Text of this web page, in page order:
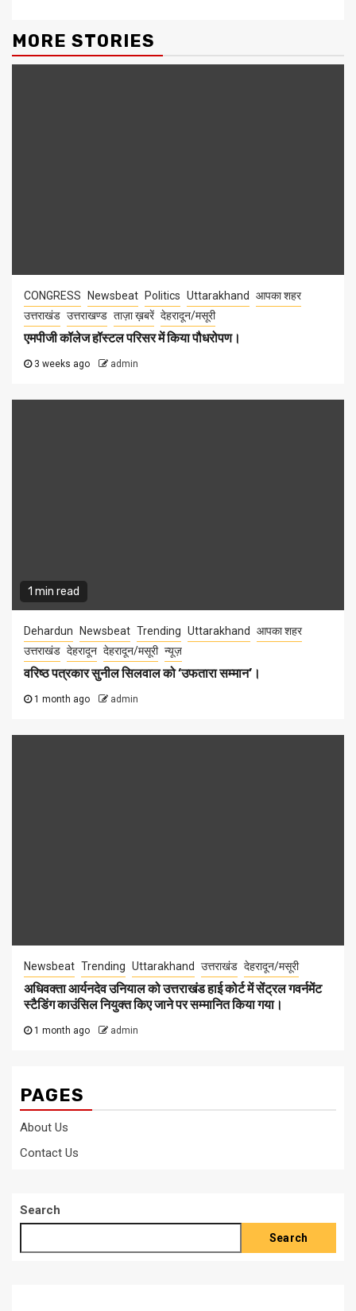
MORE STORIES
CONGRESS Newsbeat Politics Uttarakhand
आपका शहर
उत्तराखंड उत्तराखण्ड ताज़ा ख़बरें देहरादून/मसूरी
एमपीजी कॉलेज हॉस्टल परिसर में किया पौधरोपण।
3 weeks ago admin
1 min read
Dehardun Newsbeat Trending Uttarakhand
आपका शहर
उत्तराखंड देहरादून देहरादून/मसूरी न्यूज़
वरिष्ठ पत्रकार सुनील सिलवाल को ‘उफतारा सम्मान’।
1 month ago admin
Newsbeat Trending Uttarakhand उत्तराखंड देहरादून/मसूरी
अधिवक्ता आर्यनदेव उनियाल को उत्तराखंड हाई कोर्ट में सेंट्रल गवर्नमेंट
स्टैडिंग काउंसिल नियुक्त किए जाने पर सम्मानित किया गया।
1 month ago admin
PAGES
About Us
Contact Us
Search
Search